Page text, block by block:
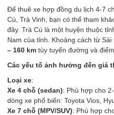
Để thuê xe hợp đồng du lịch 4-7
Cú, Trà Vinh, bạn có thể tham
đây. Trà Cú là một huyện thuộc
Nam của tỉnh. Khoảng cách từ
– 160 km tùy tuyến đường và
Các yếu tố ảnh hưởng đến giá
Loại xe:
Xe 4 chỗ (sedan): Phù hợp cho
dòng xe phổ biến: Toyota Vios,
Xe 7 chỗ (MPV/SUV): Phù hợp